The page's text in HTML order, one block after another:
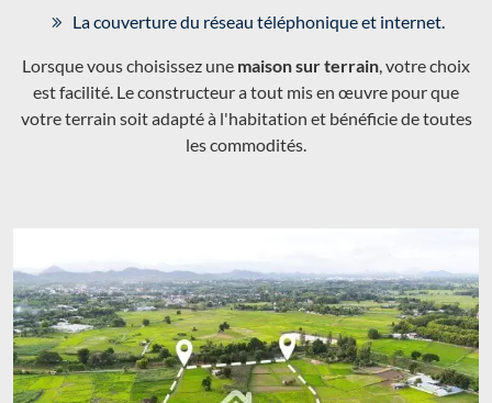
La couverture du réseau téléphonique et internet.
Lorsque vous choisissez une maison sur terrain , votre choix
est facilité. Le constructeur a tout mis en œuvre pour que
votre terrain soit adapté à l'habitation et bénéficie de toutes
les commodités.